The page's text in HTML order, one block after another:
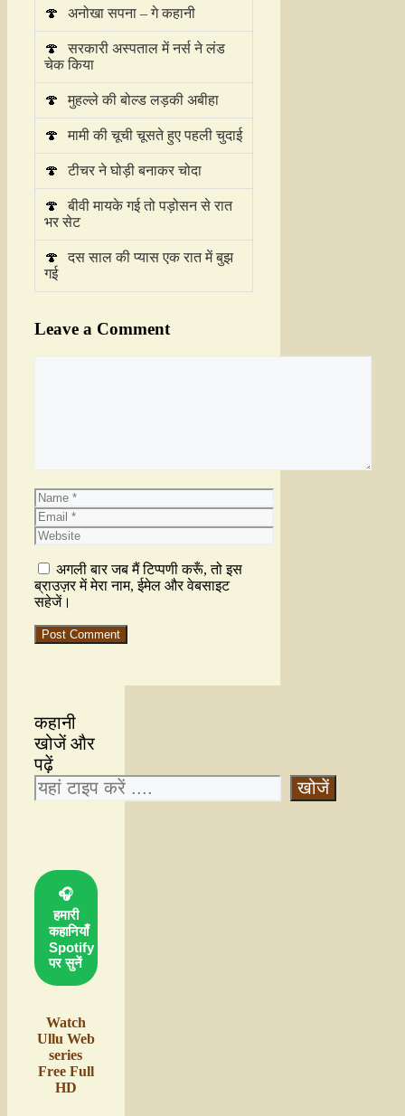
🍄 अनोखा सपना – गे कहानी
🍄
सरकारी अस्पताल में नर्स ने लंड
चेक किया
🍄 मुहल्ले की बोल्ड लड़की अबीहा
🍄 मामी की चूची चूसते हुए पहली चुदाई
🍄 टीचर ने घोड़ी बनाकर चोदा
🍄
बीवी मायके गई तो पड़ोसन से रात
भर सेट
🍄
दस साल की प्यास एक रात में बुझ
गई
Leave a Comment
अगली बार जब मैं टिप्पणी करूँ, तो इस
ब्राउज़र में मेरा नाम, ईमेल और वेबसाइट
सहेजें।
कहानी
खोजें और
पढ़ें
खोजें
🎧
हमारी
कहानियाँ
Spotify
पर सुनें
Watch
Ullu Web
series
Free Full
HD